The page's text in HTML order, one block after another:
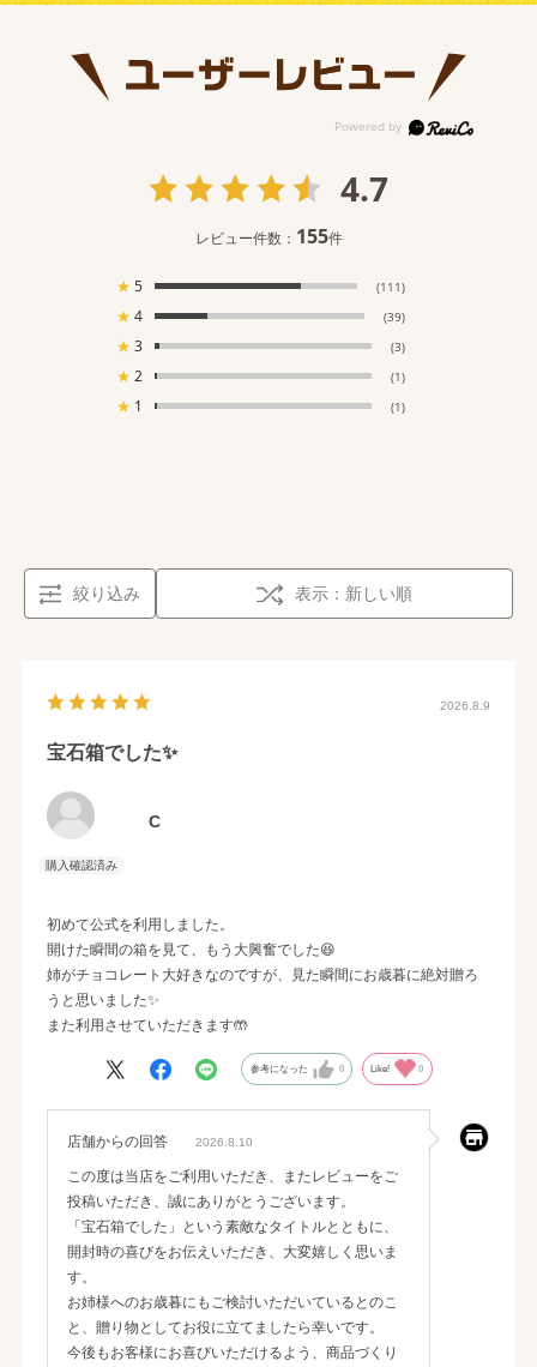
4.7
レビュー件数： 155件
★ 5 (111)
★ 4 (39)
★ 3 (3)
★ 2 (1)
★ 1 (1)
絞り込み 表示：新しい順
2026.8.9
宝石箱でした✨
C
初めて公式を利用しました。
開けた瞬間の箱を見て、もう大興奮でした😆
姉がチョコレート大好きなのですが、見た瞬間にお歳暮に絶対贈ろ
うと思いました✨
また利用させていただきます🤲
参考になった 0 Like! 0
店舗からの回答 2026.8.10
この度は当店をご利用いただき、またレビューをご
投稿いただき、誠にありがとうございます。
「宝石箱でした」という素敵なタイトルとともに、
開封時の喜びをお伝えいただき、大変嬉しく思いま
す。
お姉様へのお歳暮にもご検討いただいているとのこ
と、贈り物としてお役に立てましたら幸いです。
今後もお客様にお喜びいただけるよう、商品づくり